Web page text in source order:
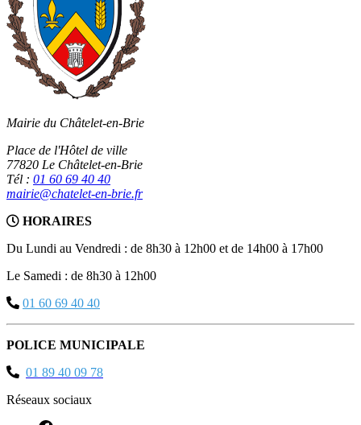
Mairie du Châtelet-en-Brie
Place de l'Hôtel de ville
77820 Le Châtelet-en-Brie
Tél : 01 60 69 40 40
mairie@chatelet-en-brie.fr
HORAIRES
Du Lundi au Vendredi : de 8h30 à 12h00 et de 14h00 à 17h00
Le Samedi : de 8h30 à 12h00
01 60 69 40 40
POLICE MUNICIPALE
01 89 40 09 78
Réseaux sociaux